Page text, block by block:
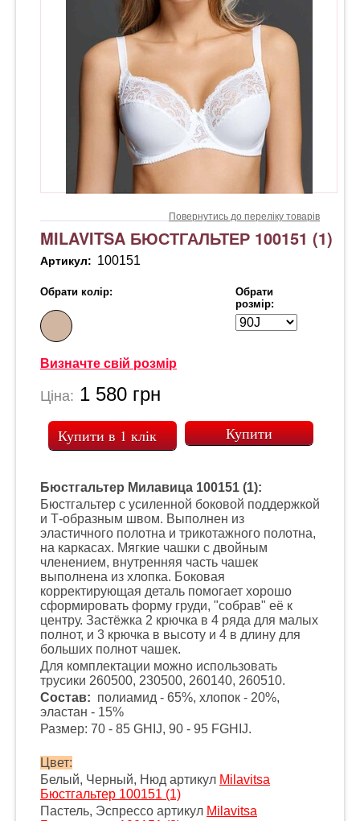
Повернутись до переліку товарів
MILAVITSA БЮСТГАЛЬТЕР 100151 (1)
Артикул: 100151
Обрати колір:
Обрати
розмір:
Визначте свій розмір
Ціна: 1 580 грн
Купити в 1 клік
Бюстгальтер Милавица 100151 (1):
Бюстгальтер с усиленной боковой поддержкой
и Т-образным швом. Выполнен из
эластичного полотна и трикотажного полотна,
на каркасах. Мягкие чашки с двойным
членением, внутренняя часть чашек
выполнена из хлопка. Боковая
корректирующая деталь помогает хорошо
сформировать форму груди, "собрав" её к
центру. Застёжка 2 крючка в 4 ряда для малых
полнот, и 3 крючка в высоту и 4 в длину для
больших полнот чашек.
Для комплектации можно использовать
трусики 260500, 230500, 260140, 260510.
Состав: полиамид - 65%, хлопок - 20%,
эластан - 15%
Размер: 70 - 85 GHIJ, 90 - 95 FGHIJ.
Цвет:
Белый, Черный, Нюд артикул Milavitsa
Бюстгальтер 100151 (1)
Пастель, Эспрессо артикул Milavitsa